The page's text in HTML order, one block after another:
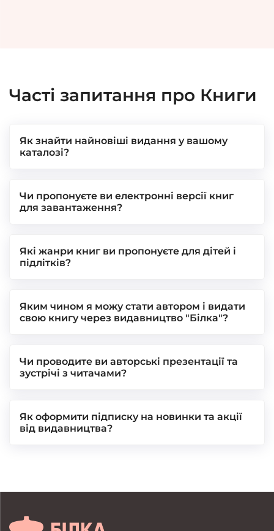
Часті запитання про Книги
Як знайти найновіші видання у вашому
каталозі?
Чи пропонуєте ви електронні версії книг
для завантаження?
Які жанри книг ви пропонуєте для дітей і
підлітків?
Яким чином я можу стати автором і видати
свою книгу через видавництво "Білка"?
Чи проводите ви авторські презентації та
зустрічі з читачами?
Як оформити підписку на новинки та акції
від видавництва?